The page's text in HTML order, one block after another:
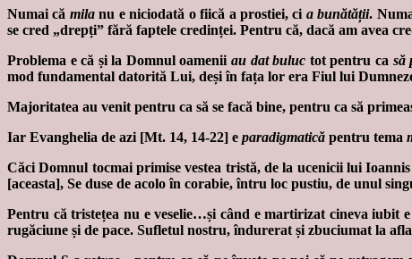
Numai că milanu e niciodată o fiică a prostiei, ci a bunătății.
se cred „drepți” fără faptele credinței. Pentru că, dacă am avea
Problema e că și la Domnul oameniiau dat buluc tot pentru ca să
mod fundamental datorită Lui, deși în fața lor era Fiul lui
Majoritatea au venit pentru ca să se facă bine, pentru ca să
Iar Evanghelia de azi [Mt. 14, 14-22] e paradigmatică pentru tema
Căci Domnul tocmai primise vestea tristă, de la ucenicii lui
[aceasta], Se duse de acolo în corabie, întru loc pustiu, de unul
Pentru că tristețea nu e veselie…și când e martirizat cineva iubit
rugăciune și de pace. Sufletul nostru, îndurerat și zbuciumat la